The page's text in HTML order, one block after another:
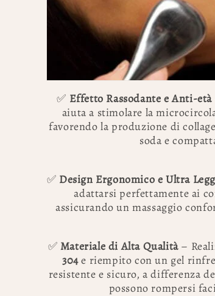
✅ Effetto Rassodante e Anti-età
aiuta a stimolare la
favorendo la produzione di
soda e
✅ Design Ergonomico e Ultra
adattarsi perfettamente ai
assicurando un massaggio
✅ Materiale di Alta Qualità–
304e riempito con un gel
resistente e sicuro, a differenza
possono rompersi